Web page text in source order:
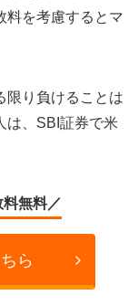
料を考慮するとマ
限り負けることは
は、SBI証券で米
無料／
ら